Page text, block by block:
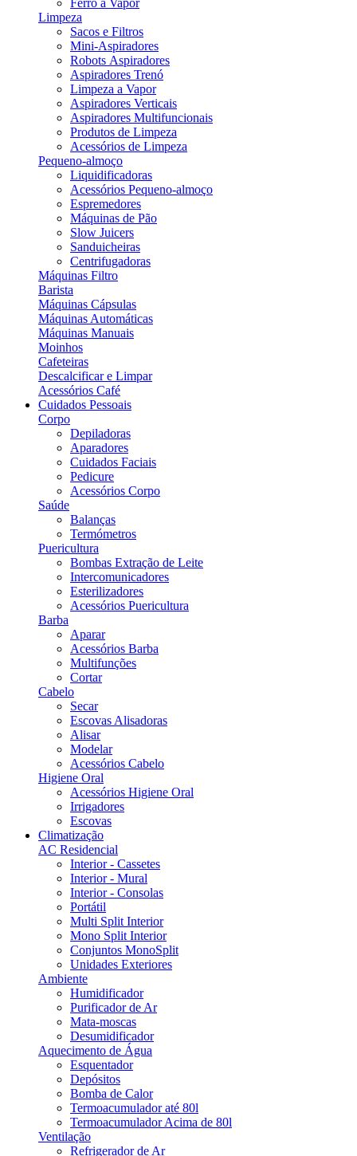
Ferro a Vapor
Limpeza
Sacos e Filtros
Mini-Aspiradores
Robots Aspiradores
Aspiradores Trenó
Limpeza a Vapor
Aspiradores Verticais
Aspiradores Multifuncionais
Produtos de Limpeza
Acessórios de Limpeza
Pequeno-almoço
Liquidificadoras
Acessórios Pequeno-almoço
Espremedores
Máquinas de Pão
Slow Juicers
Sanduicheiras
Centrifugadoras
Máquinas Filtro
Barista
Máquinas Cápsulas
Máquinas Automáticas
Máquinas Manuais
Moinhos
Cafeteiras
Descalcificar e Limpar
Acessórios Café
Cuidados Pessoais
Corpo
Depiladoras
Aparadores
Cuidados Faciais
Pedicure
Acessórios Corpo
Saúde
Balanças
Termómetros
Puericultura
Bombas Extração de Leite
Intercomunicadores
Esterilizadores
Acessórios Puericultura
Barba
Aparar
Acessórios Barba
Multifunções
Cortar
Cabelo
Secar
Escovas Alisadoras
Alisar
Modelar
Acessórios Cabelo
Higiene Oral
Acessórios Higiene Oral
Irrigadores
Escovas
Climatização
AC Residencial
Interior - Cassetes
Interior - Mural
Interior - Consolas
Portátil
Multi Split Interior
Mono Split Interior
Conjuntos MonoSplit
Unidades Exteriores
Ambiente
Humidificador
Purificador de Ar
Mata-moscas
Desumidificador
Aquecimento de Água
Esquentador
Depósitos
Bomba de Calor
Termoacumulador até 80l
Termoacumulador Acima de 80l
Ventilação
Refrigerador de Ar